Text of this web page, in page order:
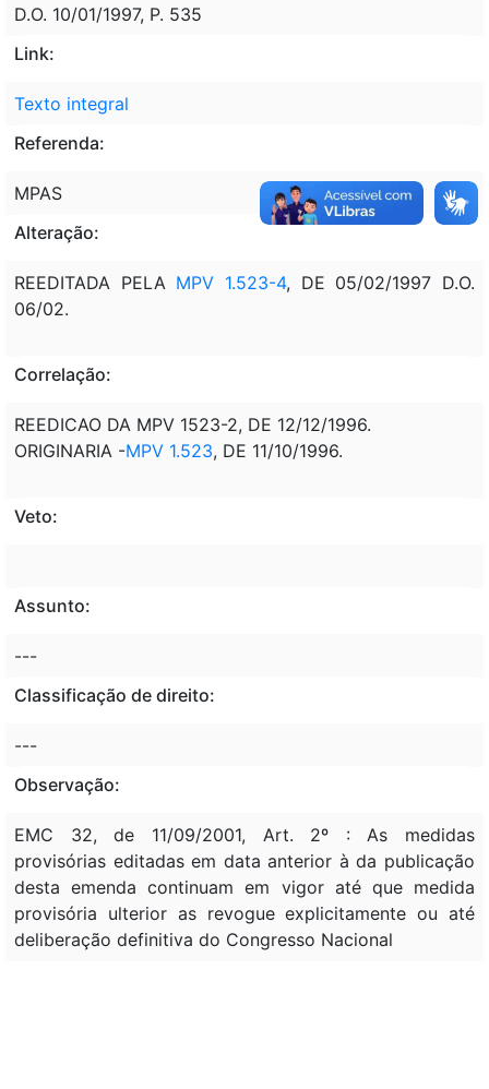
D.O. 10/01/1997, P. 535
Link:
Texto integral
Referenda:
MPAS
Alteração:
REEDITADA PELA MPV 1.523-4, DE 05/02/1997 D.O.
06/02.
Correlação:
REEDICAO DA MPV 1523-2, DE 12/12/1996.
ORIGINARIA -MPV 1.523, DE 11/10/1996.
Veto:
Assunto:
---
Classificação de direito:
---
Observação:
EMC 32, de 11/09/2001, Art. 2º : As medidas
provisórias editadas em data anterior à da publicação
desta emenda continuam em vigor até que medida
provisória ulterior as revogue explicitamente ou até
deliberação definitiva do Congresso Nacional